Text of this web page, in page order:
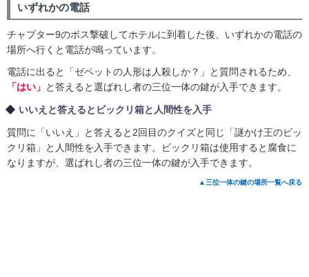
いずれかの電話
チャプター9のボス撃破してホテルに到着した後、いずれかの電話の
場所へ行くと電話が鳴っています。
電話に出ると「ゼペットの人形は人殺しか？」と質問されるため、
「はい」 と答えると選ばれし者の三位一体の鍵が入手できます。
いいえと答えるとビックリ箱と人間性を入手
質問に「いいえ」と答えると2回目のクイズと同じ「謎かけ王のビッ
クリ箱」と人間性を入手できます。ビックリ箱は使用すると腐食に
なりますが、選ばれし者の三位一体の鍵が入手できます。
▲三位一体の鍵の場所一覧へ戻る